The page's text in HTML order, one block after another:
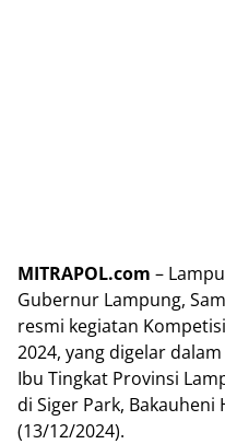
MITRAPOL.com –
Gubernur Lampung,
resmi kegiatan
2024, yang digelar
Ibu Tingkat Provinsi
di Siger Park, Bakauheni
(13/12/2024).